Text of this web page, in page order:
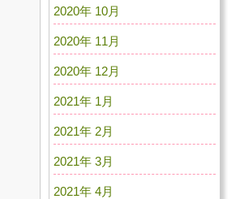
2020年 10月
2020年 11月
2020年 12月
2021年 1月
2021年 2月
2021年 3月
2021年 4月